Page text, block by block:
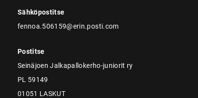
Sähköpostitse
fennoa.506159@erin.posti.com
Postitse
Seinäjoen Jalkapallokerho-juniorit ry
PL 59149
01051 LASKUT